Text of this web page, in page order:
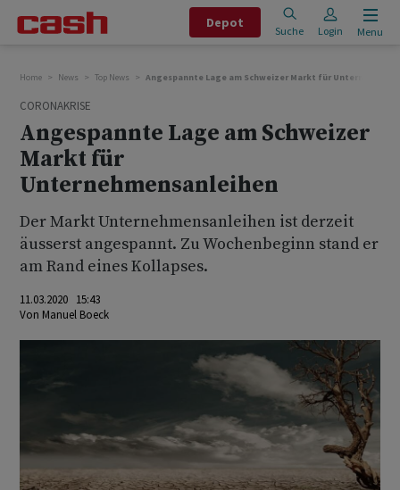
Depot
Suche Login Menu
Home News Top News Angespannte Lage am Schweizer Markt für
CORONAKRISE
Angespannte Lage am Schweizer
Markt für
Unternehmensanleihen
Der Markt Unternehmensanleihen ist derzeit
äusserst angespannt. Zu Wochenbeginn stand er
am Rand eines Kollapses.
11.03.2020 15:43
Von Manuel Boeck